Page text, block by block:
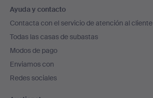
en
el
pie
de
página
Ayuda y contacto
Contacta con el servicio de atención al cliente
Todas las casas de subastas
Modos de pago
Enviamos con
Redes sociales